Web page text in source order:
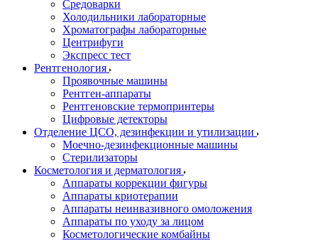
Средоварки
Холодильники лабораторные
Хроматографы лабораторные
Центрифуги
Экспресс тест
Рентгенология
Проявочные машины
Рентген-аппараты
Рентгеновские термопринтеры
Цифровые детекторы
Отделение ЦСО, дезинфекции и утилизации
Моечно-дезинфекционные машины
Стерилизаторы
Косметология и дерматология
Аппараты коррекции фигуры
Аппараты криотерапии
Аппараты неинвазивного омоложения
Аппараты по уходу за лицом
Косметологические комбайны